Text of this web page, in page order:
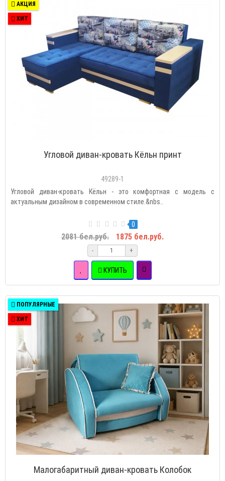
АКЦИЯ
ХИТ
Угловой диван-кровать Кёльн принт
49289-1
Угловой диван-кровать Кёльн - это комфортная с модель с
актуальным дизайном в современном стиле.&nbs..
0
2081 бел.руб. 1875 бел.руб.
- +
КУПИТЬ
ПОПУЛЯРНЫЕ
ХИТ
Малогабаритный диван-кровать Колобок